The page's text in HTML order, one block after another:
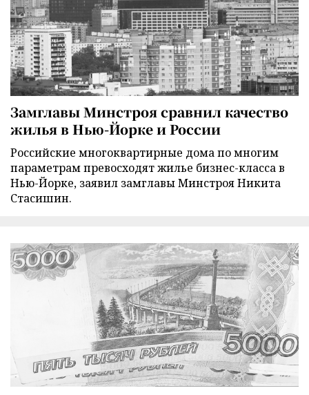
Замглавы Минстроя сравнил качество
жилья в Нью-Йорке и России
Российские многоквартирные дома по многим
параметрам превосходят жилье бизнес-класса в
Нью-Йорке, заявил замглавы Минстроя Никита
Стасишин.